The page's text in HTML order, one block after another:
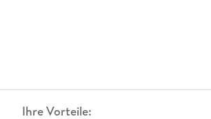
Ihre Vorteile: